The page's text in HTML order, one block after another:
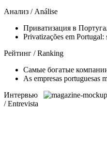
Анализ / Análise
Приватизация в
Privatizações em Portugal:
Рейтинг / Ranking
Самые богатые
As empresas portuguesas
Интервью
/ Entrevista